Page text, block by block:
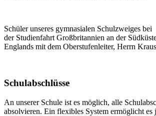
Schüler unseres gymnasialen Schulzweiges bei
der Studienfahrt Großbritannien an der
Englands mit dem Oberstufenleiter, Herrn
Schulabschlüsse
An unserer Schule ist es möglich, alle
absolvieren. Ein flexibles System ermöglicht es